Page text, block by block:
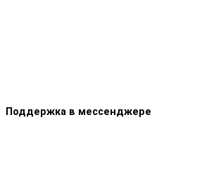
Поддержка в мессенджере